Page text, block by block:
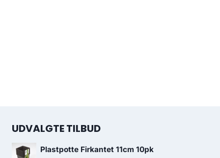
UDVALGTE TILBUD
Plastpotte Firkantet 11cm 10pk